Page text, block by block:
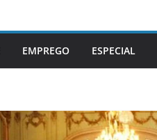
EMPREGO ESPECIAL